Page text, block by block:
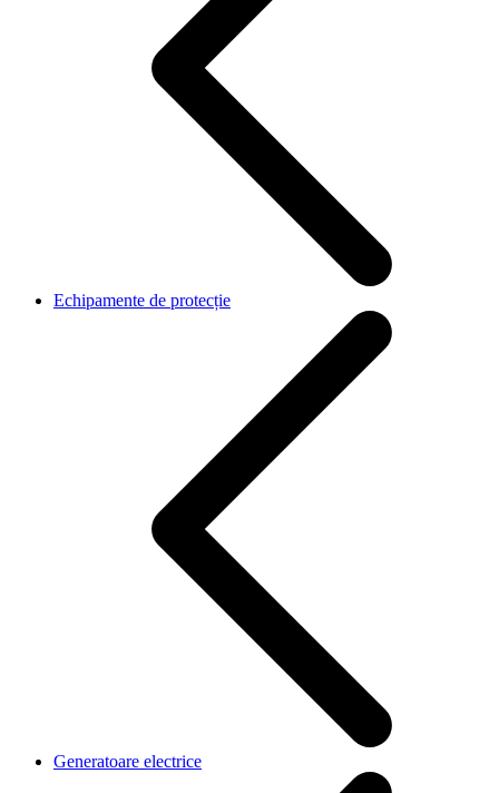
Echipamente de protecție
Generatoare electrice